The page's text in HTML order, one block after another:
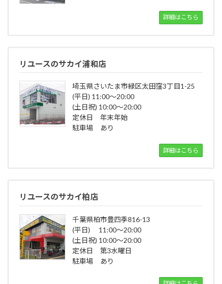
詳細はこちら
リユースのサカイ浦和店
埼玉県さいたま市緑区太田窪3丁目1-25
(平日) 11:00～20:00
(土日祝) 10:00～20:00
定休日 年末年始
駐車場 あり
詳細はこちら
リユースのサカイ柏店
千葉県柏市豊四季816-13
(平日) 11:00～20:00
(土日祝) 10:00～20:00
定休日 第3水曜日
駐車場 あり